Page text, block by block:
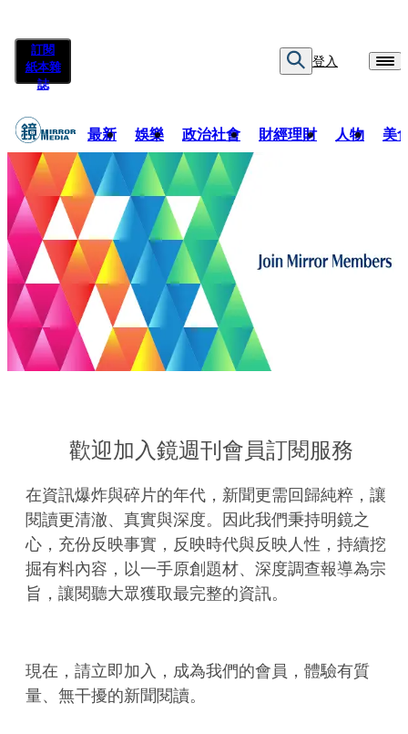
訂閱
紙本雜
誌
登入
最新 娛樂 政治社會 財經理財 人物 美
歡迎加入鏡週刊會員訂閱服務
在資訊爆炸與碎片的年代，新聞更需回歸純粹，讓
閱讀更清澈、真實與深度。因此我們秉持明鏡之
心，充份反映事實，反映時代與反映人性，持續挖
掘有料內容，以一手原創題材、深度調查報導為宗
旨，讓閱聽大眾獲取最完整的資訊。
現在，請立即加入，成為我們的會員，體驗有質
量、無干擾的新聞閱讀。